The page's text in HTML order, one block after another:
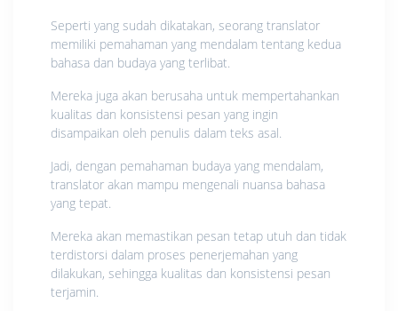
Seperti yang sudah dikatakan, seorang translator
memiliki pemahaman yang mendalam tentang kedua
bahasa dan budaya yang terlibat.
Mereka juga akan berusaha untuk mempertahankan
kualitas dan konsistensi pesan yang ingin
disampaikan oleh penulis dalam teks asal.
Jadi, dengan pemahaman budaya yang mendalam,
translator akan mampu mengenali nuansa bahasa
yang tepat.
Mereka akan memastikan pesan tetap utuh dan tidak
terdistorsi dalam proses penerjemahan yang
dilakukan, sehingga kualitas dan konsistensi pesan
terjamin.